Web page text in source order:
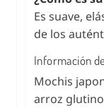
Es suave,
de los
Información
Mochis
arroz